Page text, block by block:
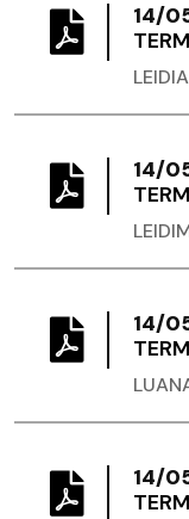
14/
14/
14/
14/